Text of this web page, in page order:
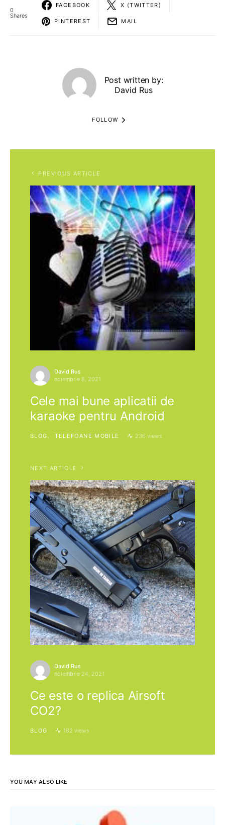
0
Shares
FACEBOOK X (TWITTER)
PINTEREST MAIL
Post written by:
David Rus
FOLLOW
PREVIOUS ARTICLE
David Rus
noiembrie 8, 2021
Cele mai bune aplicatii de
karaoke pentru Android
BLOG TELEFOANE MOBILE 236 views
NEXT ARTICLE
David Rus
noiembrie 24, 2021
Ce este o replica Airsoft
CO2?
BLOG 182 views
YOU MAY ALSO LIKE